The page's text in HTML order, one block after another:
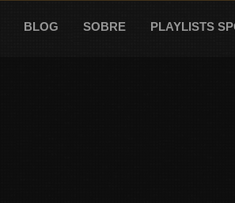
BLOG SOBRE PLAYLISTS